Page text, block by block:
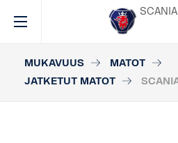
MUKAVUUS
MATOT
JATKETUT MATOT